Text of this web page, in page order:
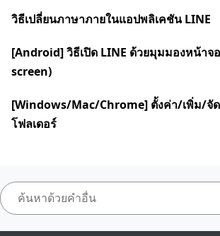
วิธีเปลี่ยนภาษาภายในแอปพลิเคชัน LINE
[Android] วิธีเปิด LINE ด้วยมุมมองหน้าจ
screen)
[Windows/Mac/Chrome] ตั้งค่า/เพิ่ม/จั
โฟลเดอร์